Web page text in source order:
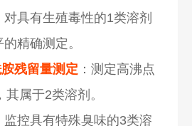
对具有生殖毒性的1类溶剂
精确测定。
残留量测定 ：测定高沸点
属于2类溶剂。
监控具有特殊臭味的3类溶